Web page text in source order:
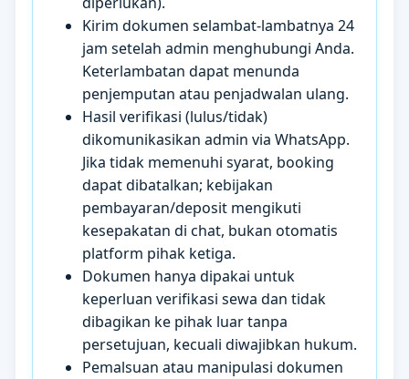
Kirim dokumen selambat-lambatnya 24
jam setelah admin menghubungi Anda.
Keterlambatan dapat menunda
penjemputan atau penjadwalan ulang.
Hasil verifikasi (lulus/tidak)
dikomunikasikan admin via WhatsApp.
Jika tidak memenuhi syarat, booking
dapat dibatalkan; kebijakan
pembayaran/deposit mengikuti
kesepakatan di chat, bukan otomatis
platform pihak ketiga.
Dokumen hanya dipakai untuk
keperluan verifikasi sewa dan tidak
dibagikan ke pihak luar tanpa
persetujuan, kecuali diwajibkan hukum.
Pemalsuan atau manipulasi dokumen